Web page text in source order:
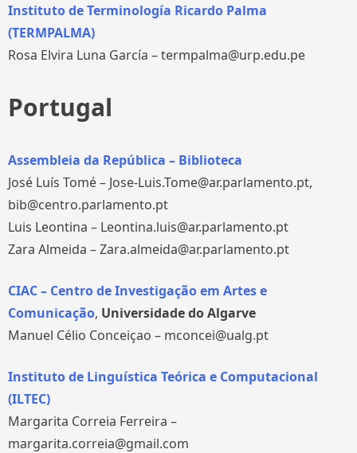
Instituto de Terminología Ricardo Palma
(TERMPALMA)
Rosa Elvira Luna García – termpalma@urp.edu.pe
Portugal
Assembleia da República – Biblioteca
José Luís Tomé – Jose-Luis.Tome@ar.parlamento.pt,
bib@centro.parlamento.pt
Luis Leontina – Leontina.luis@ar.parlamento.pt
Zara Almeida – Zara.almeida@ar.parlamento.pt
CIAC – Centro de Investigação em Artes e
Comunicação, Universidade do Algarve
Manuel Célio Conceiçao – mconcei@ualg.pt
Instituto de Linguística Teórica e Computacional
(ILTEC)
Margarita Correia Ferreira –
margarita.correia@gmail.com